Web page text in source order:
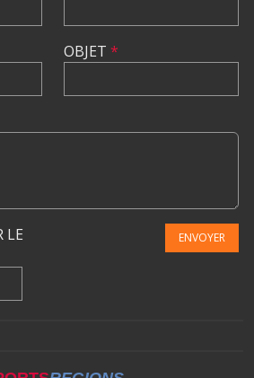
OBJET *
LE
ENVOYER